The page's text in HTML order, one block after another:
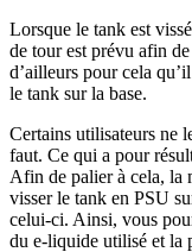
Lorsque le tank est
de tour est prévu afin
d’ailleurs pour cela
le tank sur la base.
Certains utilisateurs ne
faut. Ce qui a pour
Afin de palier à cela, la
visser le tank en PSU
celui-ci. Ainsi, vous
du e-liquide utilisé et la